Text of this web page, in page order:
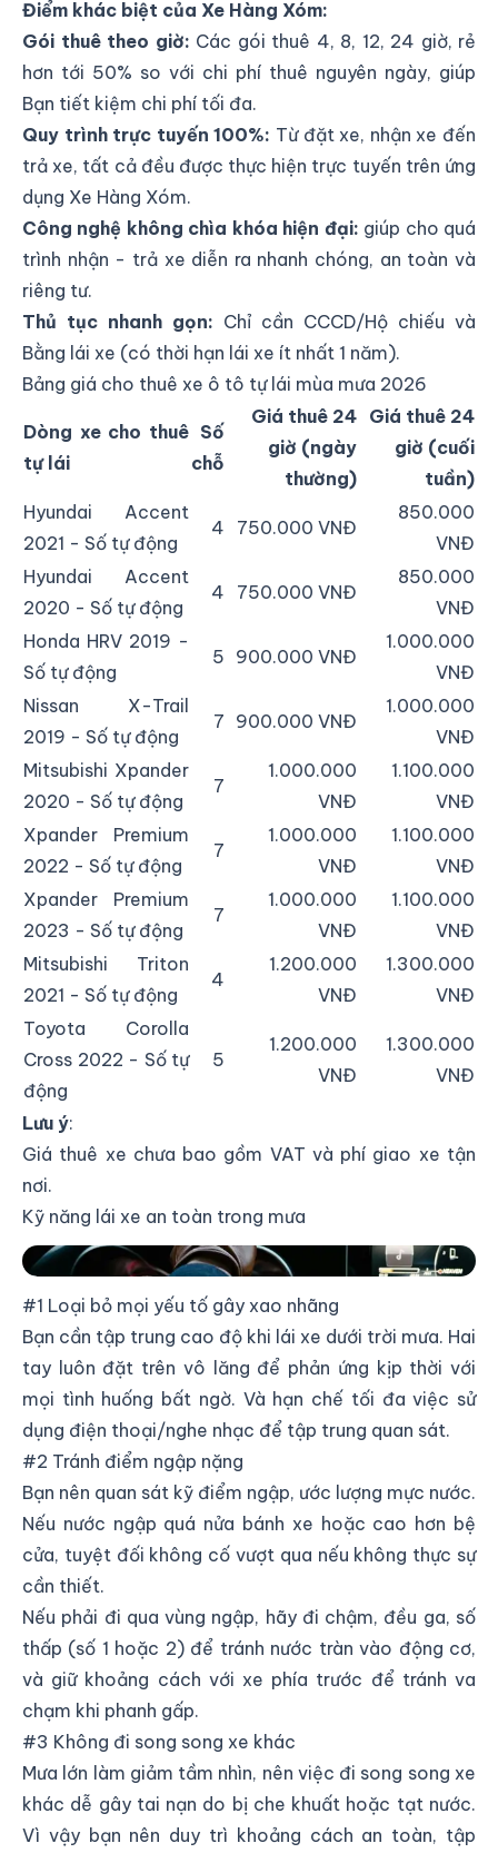
Điểm khác biệt của Xe Hàng Xóm:
Gói thuê theo giờ: Các gói thuê 4, 8, 12, 24 giờ, rẻ
hơn tới 50% so với chi phí thuê nguyên ngày, giúp
Bạn tiết kiệm chi phí tối đa.
Quy trình trực tuyến 100%: Từ đặt xe, nhận xe đến
trả xe, tất cả đều được thực hiện trực tuyến trên ứng
dụng Xe Hàng Xóm.
Công nghệ không chìa khóa hiện đại: giúp cho quá
trình nhận - trả xe diễn ra nhanh chóng, an toàn và
riêng tư.
Thủ tục nhanh gọn: Chỉ cần CCCD/Hộ chiếu và
Bằng lái xe (có thời hạn lái xe ít nhất 1 năm).
Bảng giá cho thuê xe ô tô tự lái mùa mưa 2026
Dòng xe cho thuê
tự lái
Số
chỗ
Giá thuê 24
giờ (ngày
thường)
Giá thuê 24
giờ (cuối
tuần)
Hyundai Accent
2021 - Số tự động
4 750.000 VNĐ
850.000
VNĐ
Hyundai Accent
2020 - Số tự động
4 750.000 VNĐ
850.000
VNĐ
Honda HRV 2019 -
Số tự động
5 900.000 VNĐ
1.000.000
VNĐ
Nissan X-Trail
2019 - Số tự động
7 900.000 VNĐ
1.000.000
VNĐ
Mitsubishi Xpander
2020 - Số tự động
7
1.000.000
VNĐ
1.100.000
VNĐ
Xpander Premium
2022 - Số tự động
7
1.000.000
VNĐ
1.100.000
VNĐ
Xpander Premium
2023 - Số tự động
7
1.000.000
VNĐ
1.100.000
VNĐ
Mitsubishi Triton
2021 - Số tự động
4
1.200.000
VNĐ
1.300.000
VNĐ
Toyota Corolla
Cross 2022 - Số tự
động
5
1.200.000
VNĐ
1.300.000
VNĐ
Lưu ý:
Giá thuê xe chưa bao gồm VAT và phí giao xe tận
nơi.
Kỹ năng lái xe an toàn trong mưa
Kỹ năng lái xe an toàn trong mưa
#1 Loại bỏ mọi yếu tố gây xao nhãng
Bạn cần tập trung cao độ khi lái xe dưới trời mưa. Hai
tay luôn đặt trên vô lăng để phản ứng kịp thời với
mọi tình huống bất ngờ. Và hạn chế tối đa việc sử
dụng điện thoại/nghe nhạc để tập trung quan sát.
#2 Tránh điểm ngập nặng
Bạn nên quan sát kỹ điểm ngập, ước lượng mực nước.
Nếu nước ngập quá nửa bánh xe hoặc cao hơn bệ
cửa, tuyệt đối không cố vượt qua nếu không thực sự
cần thiết.
Nếu phải đi qua vùng ngập, hãy đi chậm, đều ga, số
thấp (số 1 hoặc 2) để tránh nước tràn vào động cơ,
và giữ khoảng cách với xe phía trước để tránh va
chạm khi phanh gấp.
#3 Không đi song song xe khác
Mưa lớn làm giảm tầm nhìn, nên việc đi song song xe
khác dễ gây tai nạn do bị che khuất hoặc tạt nước.
Vì vậy bạn nên duy trì khoảng cách an toàn, tập